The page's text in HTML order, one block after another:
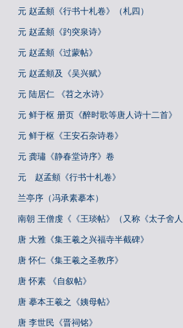
元 赵孟頫《行书十札卷》（札四）
元 赵孟頫《趵突泉诗》
元 赵孟頫《过蒙帖》
元 赵孟頫及《吴兴赋》
元 陆居仁 《苕之水诗》
元 鲜于枢 册页《醉时歌等唐人诗十二首》
元 鲜于枢《王安石杂诗卷》
元 龚璛《静春堂诗序》卷
元 赵孟頫《行书十札卷》
兰亭序（冯承素摹本）
南朝 王僧虔《《王琰帖》（又称《太子舍人
唐 大雅《集王羲之兴福寺半截碑》
唐 怀仁《集王羲之圣教序》
唐 怀素 《自叙帖》
唐 摹本王羲之《姨母帖》
唐 李世民《晋祠铭》